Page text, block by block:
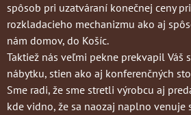
spôsob pri uzatváraní konečnej ceny
rozkladacieho mechanizmu ako aj
nám domov, do Košíc.
Taktiež nás veľmi pekne prekvapil Váš
nábytku, stien ako aj konferenčných
Sme radi, že sme stretli výrobcu aj
kde vidno, že sa naozaj naplno venuje